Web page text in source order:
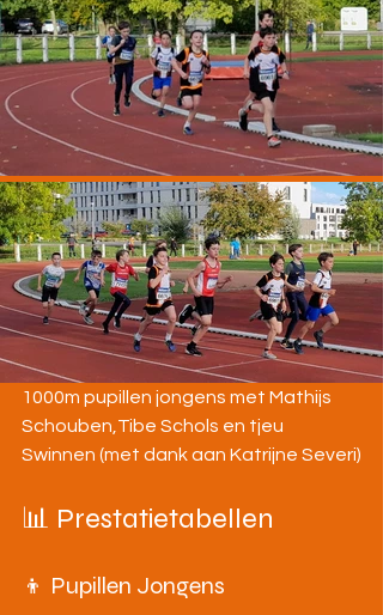
1000m pupillen jongens met Mathijs
Schouben,Tibe Schols en tjeu
Swinnen (met dank aan Katrijne Severi)
📊 Prestatietabellen
👦 Pupillen Jongens